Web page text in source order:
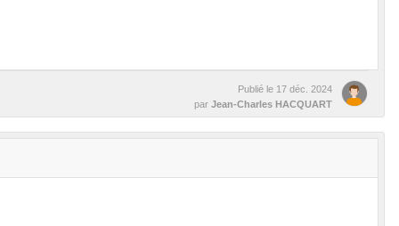
Publié le 17 déc. 2024
par Jean-Charles HACQUART